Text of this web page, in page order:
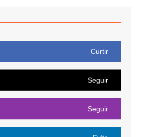
Curtir
Seguir
Seguir